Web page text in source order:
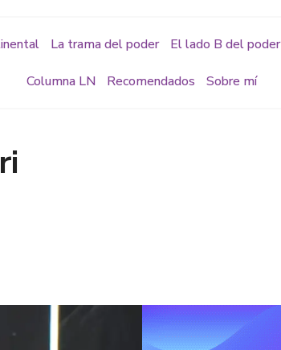
La trama del poder El lado B del poder
Columna LN Recomendados Sobre mí